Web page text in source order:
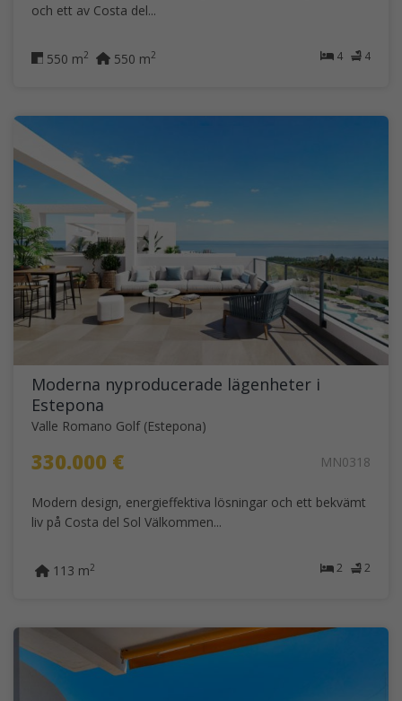
och ett av Costa del...
4 4
550 m2 550 m2
Moderna nyproducerade lägenheter i
Estepona
Valle Romano Golf (Estepona)
330.000 € MN0318
Modern design, energieffektiva lösningar och ett bekvämt
liv på Costa del Sol Välkommen...
2 2
113 m2